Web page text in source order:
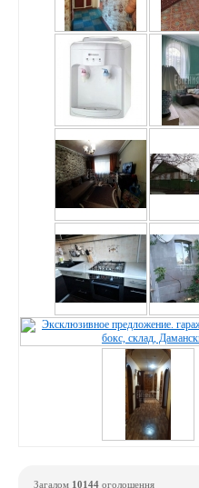
Загалом 10144 оголошення